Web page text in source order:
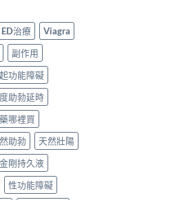
ED治療
Viagra
副作用
功能障礙
助勃延時
哪裡買
助勃
天然壯陽
剛持久液
性功能障礙